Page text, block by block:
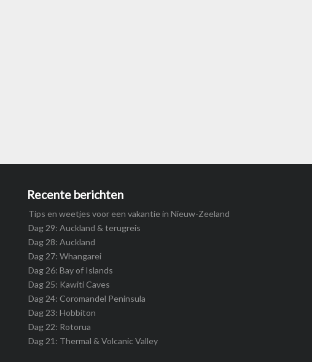
Recente berichten
Tips en weetjes voor een vakantie in Nieuw-Zeeland
Dag 29: Auckland & terugreis
Dag 28: Auckland
Dag 27: Whangarei
Dag 26: Bay of Islands
Dag 25: Kawiti Caves
Dag 24: Coromandel Peninsula
Dag 23: Hobbiton
Dag 22: Rotorua
Dag 21: Thermal & Volcanic Valley